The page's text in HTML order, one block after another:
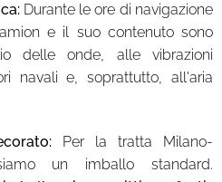
Durante le ore di navigazione
e il suo contenuto sono
delle onde, alle vibrazioni
navali e, soprattutto, all'aria
Per la tratta Milano-
un imballo standard.